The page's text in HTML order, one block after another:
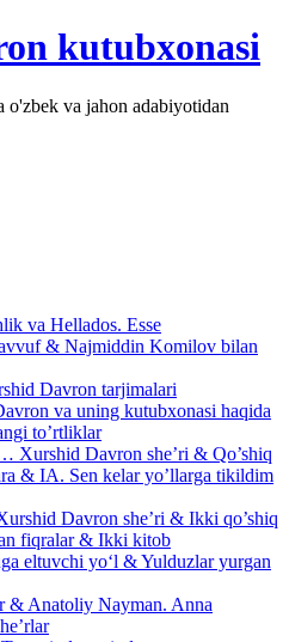
o'zbek va jahon adabiyotidan
va Hellados. Esse
& Najmiddin Komilov bilan
Davron tarjimalari
va uning kutubxonasi haqida
to’rtliklar
Xurshid Davron she’ri & Qo’shiq
& IA. Sen kelar yo’llarga tikildim
Davron she’ri & Ikki qo’shiq
fiqralar & Ikki kitob
eltuvchi yo‘l & Yulduzlar yurgan
& Anatoliy Nayman. Anna